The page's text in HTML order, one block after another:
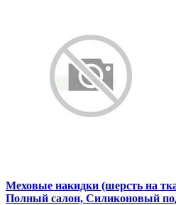
Меховые накидки (шерсть на
Полный салон, Силиконовый